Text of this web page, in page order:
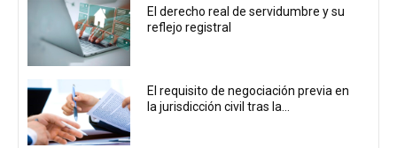
El derecho real de servidumbre y su
reflejo registral
El requisito de negociación previa en
la jurisdicción civil tras la...